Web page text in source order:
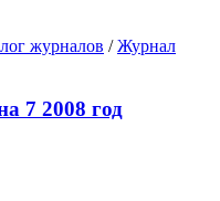
журналов /Журнал
7 2008 год